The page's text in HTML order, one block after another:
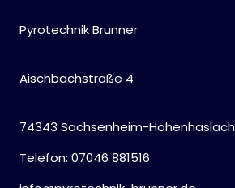
Pyrotechnik Brunner
Aischbachstraße 4
74343 Sachsenheim-Hohenhaslach
Telefon: 07046 881516